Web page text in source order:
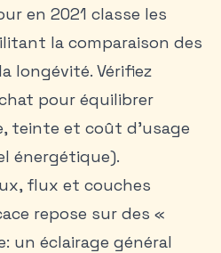
en 2021 classe les
la comparaison des
longévité. Vérifiez
pour équilibrer
teinte et coût d’usage
énergétique).
flux et couches
repose sur des «
un éclairage général